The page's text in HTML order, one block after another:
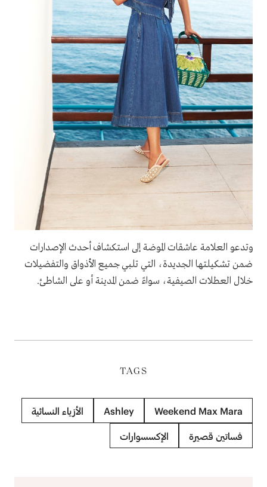
وتدعو العلامة عاشقات الموضة إلى استكشاف أحدث الإصدارات
ضمن تشكيلتها الجديدة، التي تلبي جميع الأذواق والتفضيلات
خلال العطلات الصيفية، سواءً ضمن المدينة أو على الشاطئ.
TAGS
Weekend Max Mara
Ashley الأزياء النسائية
فساتين قصيرة الإكسسوارات